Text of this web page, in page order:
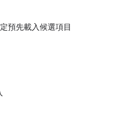
預先載入候選項目